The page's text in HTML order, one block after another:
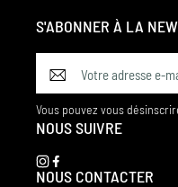
S'ABONNER À LA
Vous pouvez vous
NOUS SUIVRE
NOUS CONTACTER